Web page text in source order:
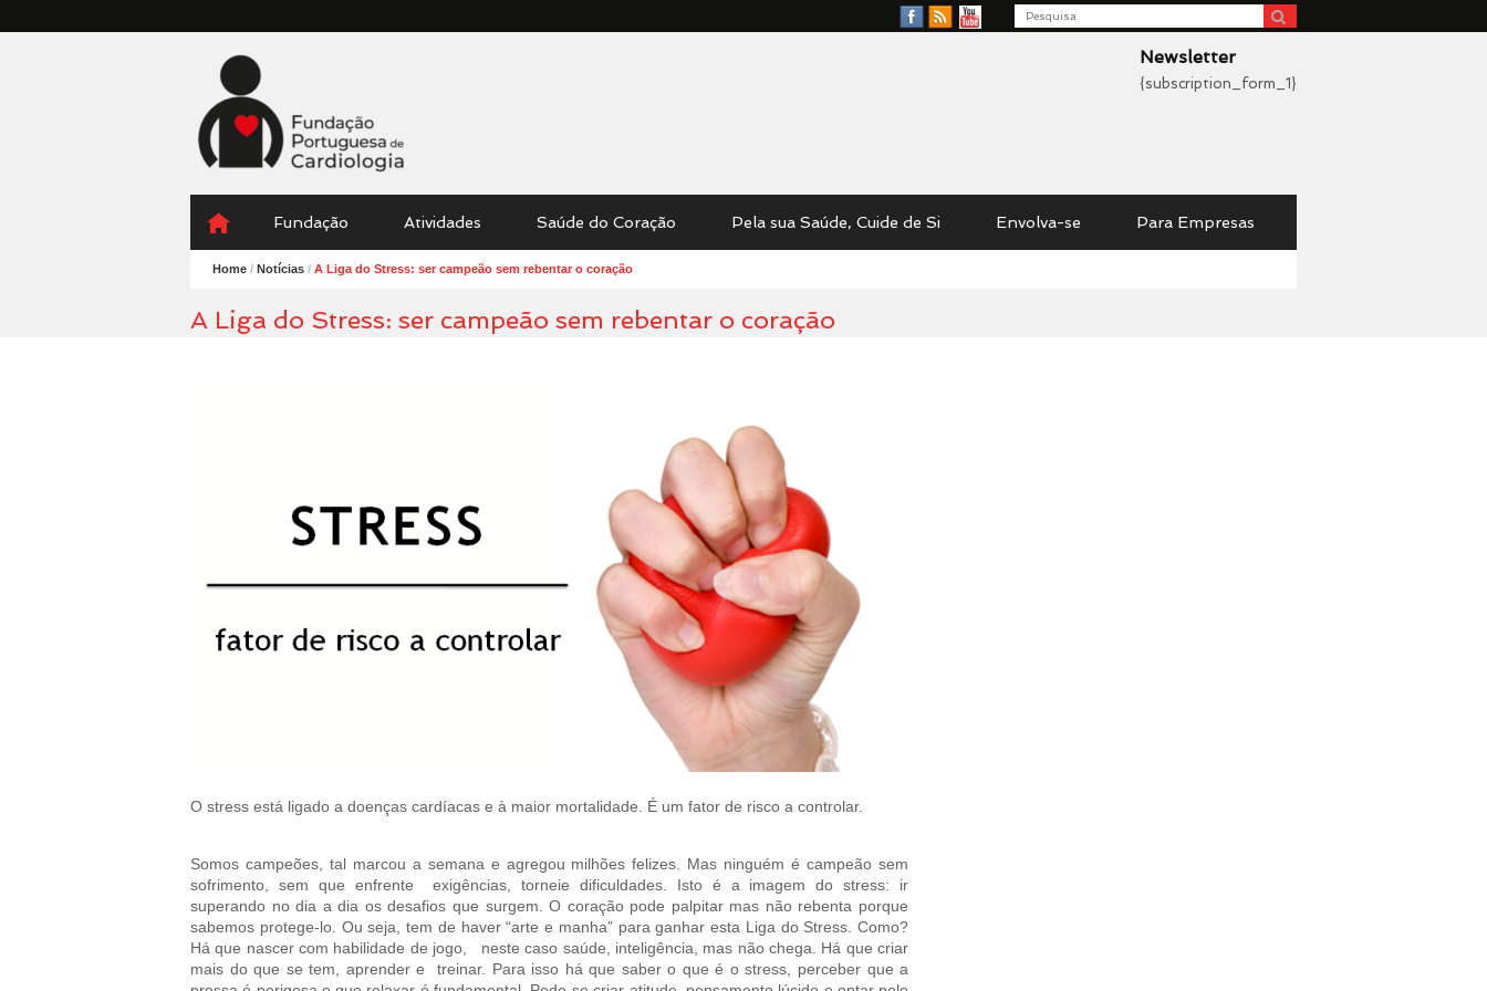
Facebook
RSS
YouTube
Search
Fundação
Portuguesa
Cardiologia
Newsletter
{subscription_form_1}
Menu
content
Fundação Atividades Saúde do Coração Pela sua Saúde, Cuide de Si Envolva-se Para Empresas
Home / Notícias / A Liga do Stress: ser campeão sem rebentar o coração
A Liga do Stress: ser campeão sem rebentar o coração
O stress está ligado a doenças cardíacas e à maior mortalidade. É um fator de risco a controlar.
Somos campeões, tal marcou a semana e agregou milhões felizes. Mas ninguém é campeão sem
sofrimento, sem que enfrente exigências, torneie dificuldades. Isto é a imagem do stress: ir
superando no dia a dia os desafios que surgem. O coração pode palpitar mas não rebenta porque
sabemos protege-lo. Ou seja, tem de haver “arte e manha” para ganhar esta Liga do Stress. Como?
Há que nascer com habilidade de jogo, neste caso saúde, inteligência, mas não chega. Há que criar
mais do que se tem, aprender e treinar. Para isso há que saber o que é o stress, perceber que a